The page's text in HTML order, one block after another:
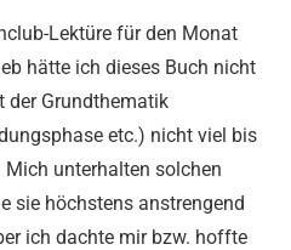
Lektüre für den Monat
hätte ich dieses Buch nicht
der Grundthematik
etc.) nicht viel bis
unterhalten solchen
sie höchstens anstrengend
ich dachte mir bzw. hoffte